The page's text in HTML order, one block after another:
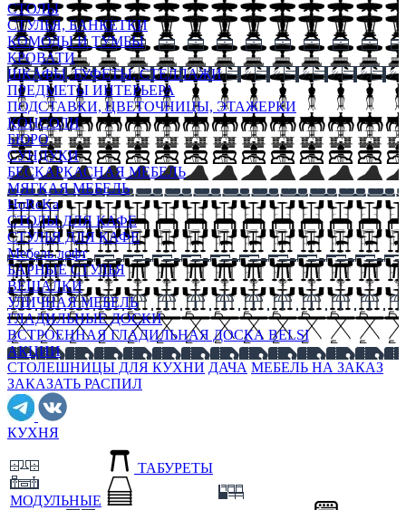
СТОЛЫ
СТУЛЬЯ, БАНКЕТКИ
КОМОДЫ И ТУМБЫ
КРОВАТИ
ШКАФЫ, БУФЕТЫ, СТЕЛЛАЖИ
ПРЕДМЕТЫ ИНТЕРЬЕРА
ПОДСТАВКИ, ЦВЕТОЧНИЦЫ, ЭТАЖЕРКИ
КОНСОЛИ
БЮРО
СУНДУКИ
БЕСКАРКАСНАЯ МЕБЕЛЬ
МЯГКАЯ МЕБЕЛЬ
HoReKa
СТОЛЫ ДЛЯ КАФЕ
СТУЛЬЯ ДЛЯ КАФЕ
Мебель лофт
БАРНЫЕ СТУЛЬЯ
ВЕШАЛКИ
УЛИЧНАЯ МЕБЕЛЬ
ГЛАДИЛЬНЫЕ ДОСКИ
ВСТРОЕННАЯ ГЛАДИЛЬНАЯ ДОСКА BELSI
АКЦИИ
СТОЛЕШНИЦЫ ДЛЯ КУХНИ ДАЧА МЕБЕЛЬ НА ЗАКАЗ
ЗАКАЗАТЬ РАСПИЛ
КУХНЯ
МОДУЛЬНЫЕ
ТАБУРЕТЫ